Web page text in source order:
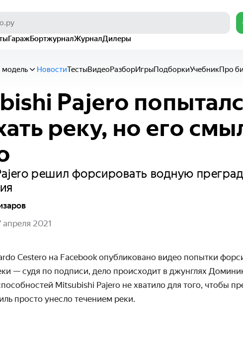
ГаражБортжурналЖурналДилеры
НовостиТестыВидеоРазборИгрыПодборкиУчебникПро
Pajero
реку, но его
решил форсировать водную
апреля 2021
Cestero на Facebook опубликовано видео попытки
— судя по подписи, дело происходит в джунглях
Mitsubishi Pajero не хватило для того, чтобы
просто унесло течением реки.